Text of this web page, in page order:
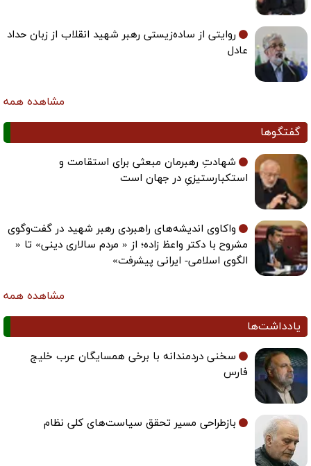
روایتی از ساده‌زیستی رهبر شهید انقلاب از زبان حداد
عادل
مشاهده همه
گفتگوها
شهادتِ رهبرمان مبعثی برای استقامت و
استکبارستیزیِ در جهان است
واکاوی اندیشه‌های راهبردی رهبر شهید در گفت‌وگوی
مشروح با دکتر واعظ زاده؛ از « مردم سالاری دینی» تا «
الگوی اسلامی- ایرانی پیشرفت»
مشاهده همه
یادداشت‌ها
سخنی دردمندانه با برخی همسایگان عرب خلیج
فارس
بازطراحی مسیر تحقق سیاست‌های کلی نظام